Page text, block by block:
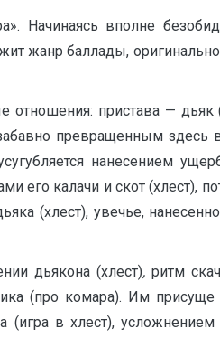
Начинаясь вполне
жанр баллады,
отношения: пристава —
превращенным здесь
нанесением
его калачи и скот (хлест),
(хлест), увечье,
дьякона (хлест),ритм
(про комара). Им присуще
в хлест), усложнением